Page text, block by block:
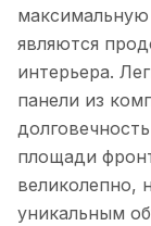
являются
интерьера.
панели из
площади
великолепно,
уникальным